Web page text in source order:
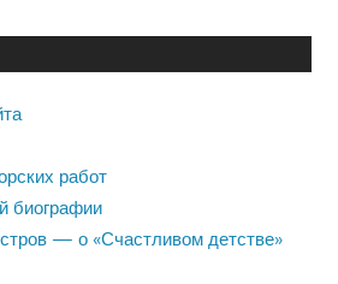
работ
биографии
— о «Счастливом детстве»